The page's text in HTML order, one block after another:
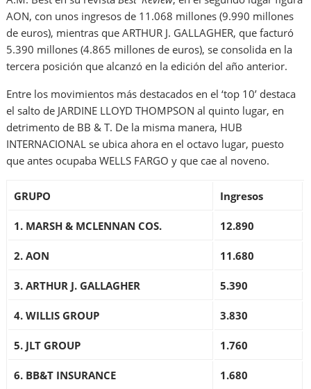
AON, con unos ingresos de 11.068 millones (9.990 millones
de euros), mientras que ARTHUR J. GALLAGHER, que facturó
5.390 millones (4.865 millones de euros), se consolida en la
tercera posición que alcanzó en la edición del año anterior.
Entre los movimientos más destacados en el ‘top 10’ destaca
el salto de JARDINE LLOYD THOMPSON al quinto lugar, en
detrimento de BB & T. De la misma manera, HUB
INTERNACIONAL se ubica ahora en el octavo lugar, puesto
que antes ocupaba WELLS FARGO y que cae al noveno.
GRUPO Ingresos
1. MARSH & MCLENNAN COS. 12.890
2. AON 11.680
3. ARTHUR J. GALLAGHER 5.390
4. WILLIS GROUP 3.830
5. JLT GROUP 1.760
6. BB&T INSURANCE 1.680